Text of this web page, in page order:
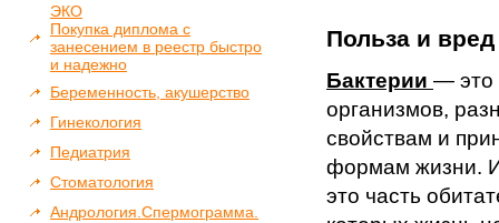
ЭКО
Покупка диплома с
занесением в реестр быстро
и надежно
Беременность, акушерство
Гинекология
Педиатрия
Стоматология
Андрология.Спермограмма.
Польза и
Бактерии — это
организмов,
свойствам и
формам жизни.
это часть